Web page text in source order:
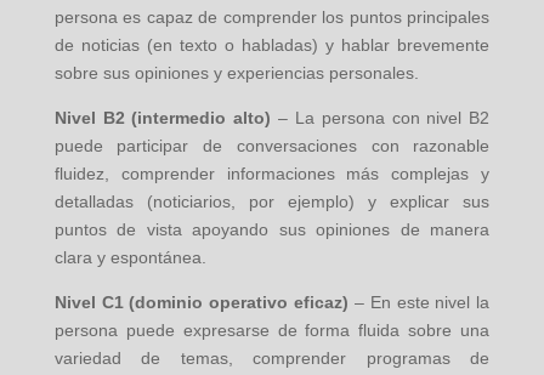
persona es capaz de comprender los puntos principales
de noticias (en texto o habladas) y hablar brevemente
sobre sus opiniones y experiencias personales.
Nivel B2 (intermedio alto) – La persona con nivel B2
puede participar de conversaciones con razonable
fluidez, comprender informaciones más complejas y
detalladas (noticiarios, por ejemplo) y explicar sus
puntos de vista apoyando sus opiniones de manera
clara y espontánea.
Nivel C1 (dominio operativo eficaz) – En este nivel la
persona puede expresarse de forma fluida sobre una
variedad de temas, comprender programas de